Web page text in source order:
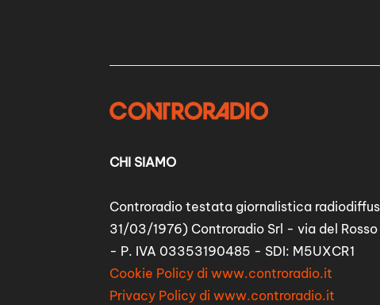
CHI SIAMO
Controradio testata giornalistica
31/03/1976) Controradio Srl - via del
- P. IVA 03353190485 - SDI: M5UXCR1
Cookie Policy di www.controradio.it
Privacy Policy di www.controradio.it